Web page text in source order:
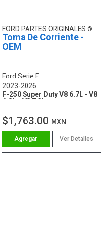
FORD PARTES ORIGINALES
Toma De Corriente -
OEM
Ford Serie F
2023-2026
F-250 Super Duty V8 6.7L - V8
6.8L - V8 7.3L
$1,763.00 MXN
Ver Detalles